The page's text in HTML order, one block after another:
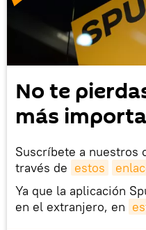
No te
más
Suscríbete a nuestros
través de estos
Ya que la aplicación
en el extranjero, en